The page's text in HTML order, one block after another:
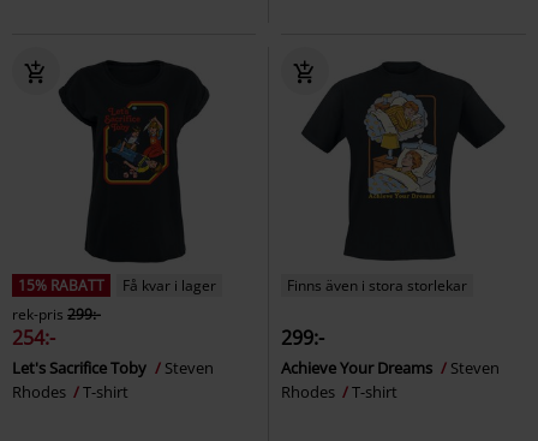
15% RABATT
Få kvar i lager
rek-pris 299:-
254:-
Let's Sacrifice Toby
Steven
Rhodes
T-shirt
Finns även i stora storlekar
299:-
Achieve Your Dreams
Steven
Rhodes
T-shirt